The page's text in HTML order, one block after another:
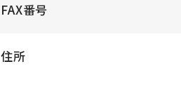
FAX番号
住所